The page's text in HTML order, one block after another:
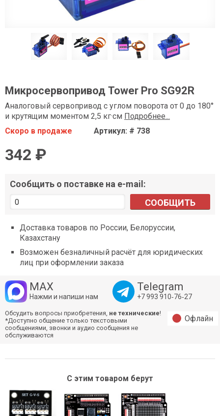
Микросервопривод Tower Pro SG92R
Аналоговый сервопривод с углом поворота от 0 до 180°
и крутящим моментом 2,5 кг·см Подробнее...
Скоро в продаже
Артикул: # 738
342 ₽
Сообщить о поставке на e-mail:
СООБЩИТЬ
Доставка товаров по России, Белоруссии,
Казахстану
Возможен безналичный расчёт для юридических
лиц при оформлении заказа
MAX
Нажми и напиши нам
Telegram
+7 993 910‑76‑27
Обсудить вопросы приобретения, не технические!
*Доступно общение только текстовыми
сообщениями, звонки и аудио сообщения не
обслуживаются
Офлайн
С этим товаром берут